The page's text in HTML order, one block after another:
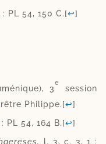
: PL 54, 150 C.[↩]
3
e
ses­sion
Philippe.[↩]
PL 54, 164 B.[↩]
l. 3, c. 3, 1 :